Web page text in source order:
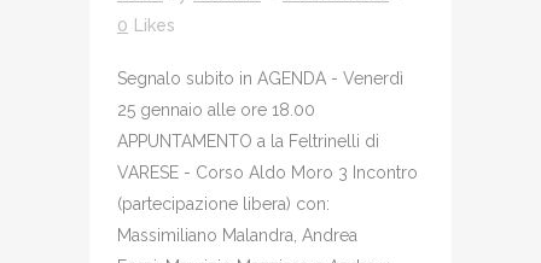
0 Likes
Segnalo subito in AGENDA - Venerdì
25 gennaio alle ore 18.00
APPUNTAMENTO a la Feltrinelli di
VARESE - Corso Aldo Moro 3 Incontro
(partecipazione libera) con:
Massimiliano Malandra, Andrea